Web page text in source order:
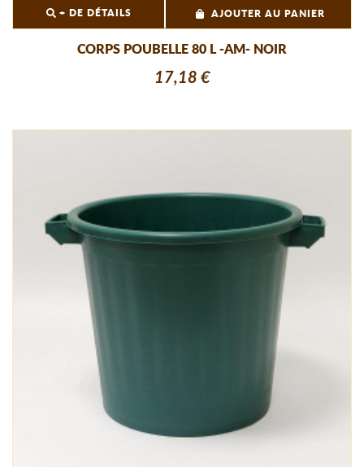
+ DE DÉTAILS AJOUTER AU PANIER
CORPS POUBELLE 80 L -AM- NOIR
17,18 €